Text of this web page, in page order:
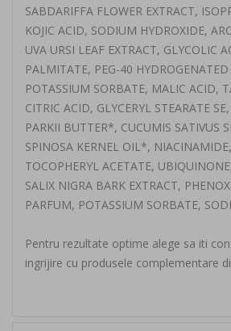
SABDARIFFA FLOWER EXTRACT,
KOJIC ACID, SODIUM HYDROXIDE,
UVA URSI LEAF EXTRACT, GLYCOLIC
PALMITATE, PEG-40
POTASSIUM SORBATE, MALIC ACID,
CITRIC ACID, GLYCERYL STEARATE
PARKII BUTTER*, CUCUMIS SATIVUS
SPINOSA KERNEL OIL*,
TOCOPHERYL ACETATE,
SALIX NIGRA BARK EXTRACT,
PARFUM, POTASSIUM SORBATE,
Pentru rezultate optime alege sa iti
ingrijire cu produsele complementare